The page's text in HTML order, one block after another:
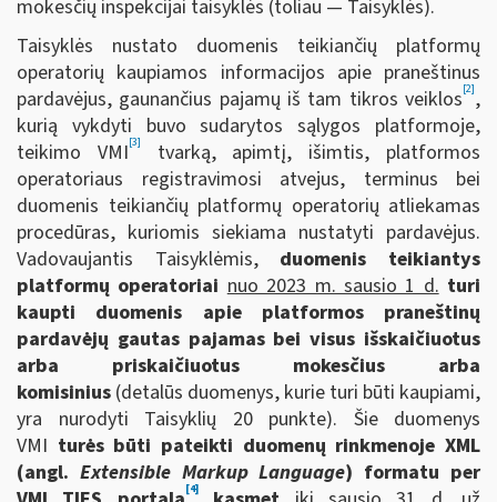
mokesčių inspekcijai taisyklės (toliau — Taisyklės).
Taisyklės nustato duomenis teikiančių platformų
operatorių kaupiamos informacijos apie praneštinus
pardavėjus, gaunančius pajamų iš tam tikros veiklos[2],
kurią vykdyti buvo sudarytos sąlygos platformoje,
teikimo VMI[3]
tvarką, apimtį, išimtis, platformos
operatoriaus registravimosi atvejus, terminus bei
duomenis teikiančių platformų operatorių atliekamas
procedūras, kuriomis siekiama nustatyti pardavėjus.
Vadovaujantis Taisyklėmis, duomenis teikiantys
platformų operatoriai nuo 2023 m. sausio 1 d. turi
kaupti duomenis apie
platformos praneštinų
pardavėjų gautas pajamas bei visus išskaičiuotus
arba priskaičiuotus mokesčius arba
komisinius (detalūs duomenys, kurie turi būti kaupiami,
yra nurodyti Taisyklių 20 punkte). Šie duomenys
VMI turės būti pateikti duomenų rinkmenoje XML
(angl. Extensible Markup Language) formatu per
[4]